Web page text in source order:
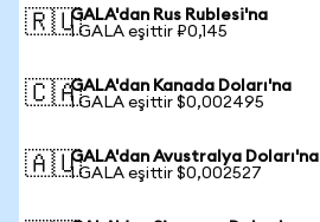
🇷🇺GALA'dan Rus Rublesi'na
1 GALA eşittir ₽0,145
🇨🇦GALA'dan Kanada Doları'na
1 GALA eşittir $0,002495
🇦🇺GALA'dan Avustralya Doları'na
1 GALA eşittir $0,002527